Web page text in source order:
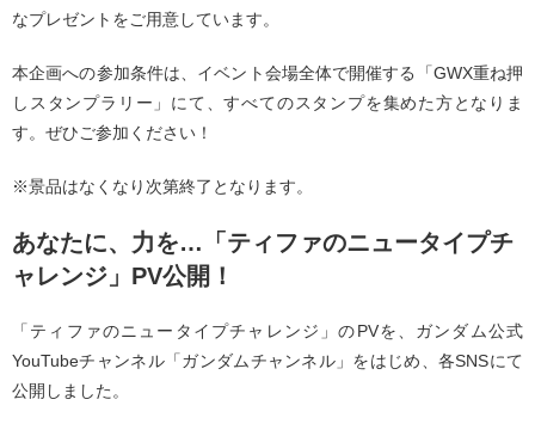
なプレゼントをご用意しています。
本企画への参加条件は、イベント会場全体で開催する「GWX重ね押
しスタンプラリー」にて、すべてのスタンプを集めた方となりま
す。ぜひご参加ください！
※景品はなくなり次第終了となります。
あなたに、力を…「ティファのニュータイプチ
ャレンジ」PV公開！
「ティファのニュータイプチャレンジ」のPVを、ガンダム公式
YouTubeチャンネル「ガンダムチャンネル」をはじめ、各SNSにて
公開しました。